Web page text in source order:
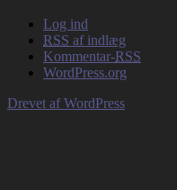
Log ind
RSS af indlæg
Kommentar-RSS
WordPress.org
Drevet af WordPress